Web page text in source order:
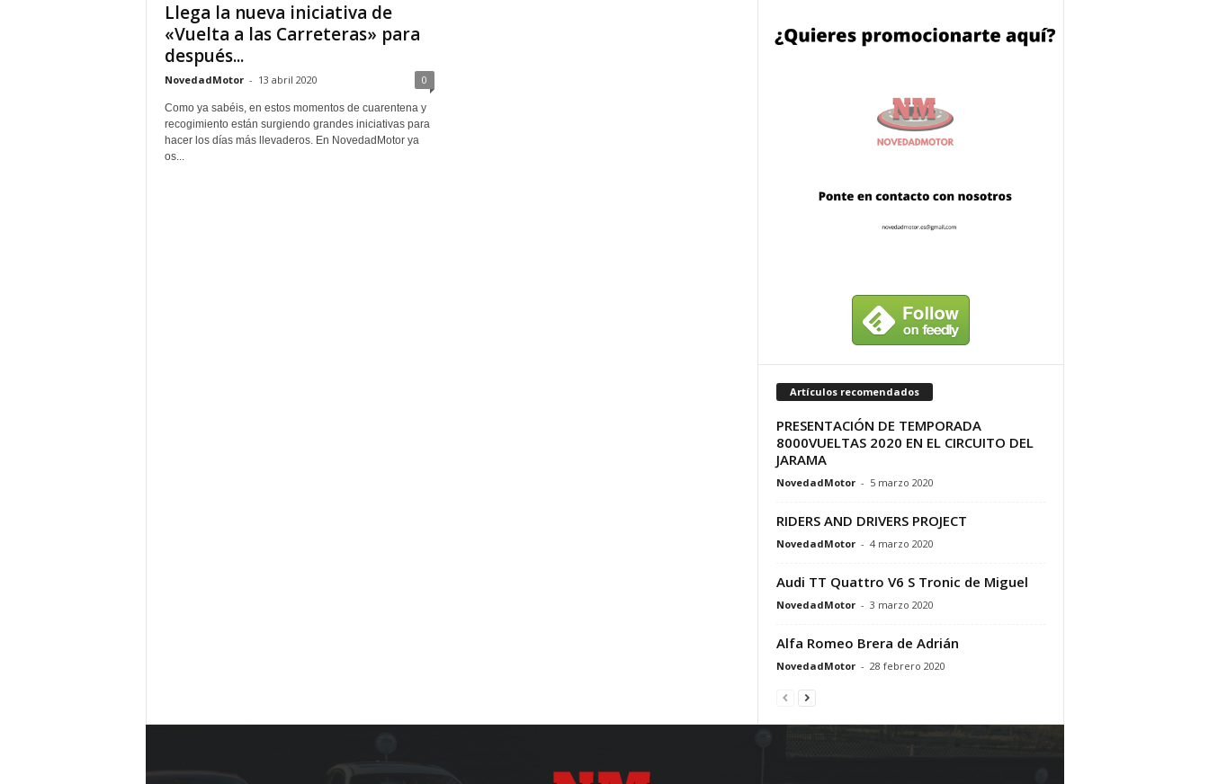
Llega la nueva iniciativa de
«Vuelta a las Carreteras» para
después...
NovedadMotor - 13 abril 2020 0
Como ya sabéis, en estos momentos de cuarentena y
recogimiento están surgiendo grandes iniciativas para
hacer los días más llevaderos. En NovedadMotor ya
os...
Artículos recomendados
PRESENTACIÓN DE TEMPORADA
8000VUELTAS 2020 EN EL CIRCUITO DEL
JARAMA
NovedadMotor - 5 marzo 2020
RIDERS AND DRIVERS PROJECT
NovedadMotor - 4 marzo 2020
Audi TT Quattro V6 S Tronic de Miguel
NovedadMotor - 3 marzo 2020
Alfa Romeo Brera de Adrián
NovedadMotor - 28 febrero 2020